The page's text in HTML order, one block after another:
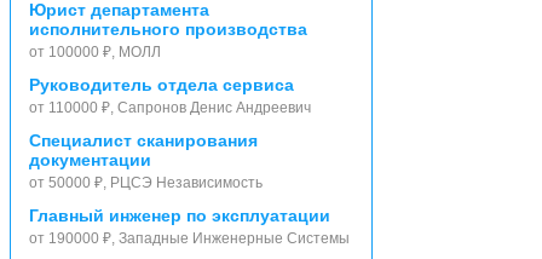
Юрист департамента
исполнительного производства
от 100000 ₽, МОЛЛ
Руководитель отдела сервиса
от 110000 ₽, Сапронов Денис Андреевич
Специалист сканирования
документации
от 50000 ₽, РЦСЭ Независимость
Главный инженер по эксплуатации
от 190000 ₽, Западные Инженерные Системы